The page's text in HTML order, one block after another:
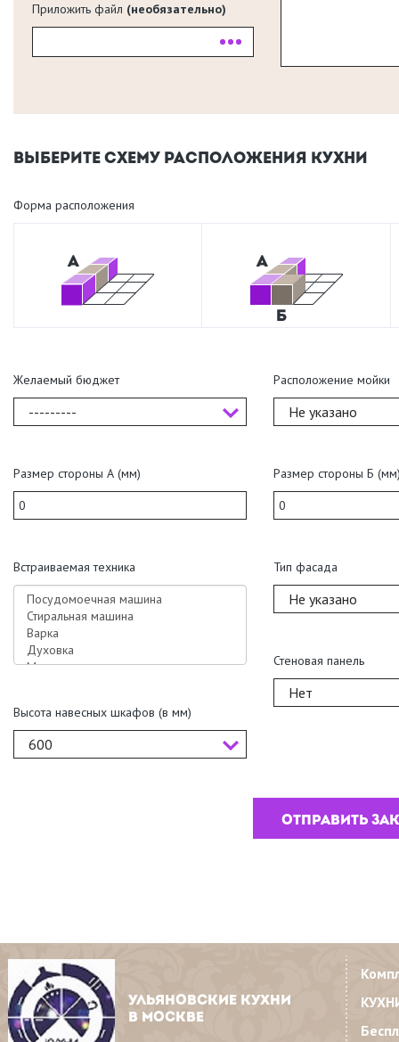
Приложить файл (необязательно)
ВЫБЕРИТЕ СХЕМУ РАСПОЛОЖЕНИЯ КУХНИ
Форма расположения
Желаемый бюджет
---------
Размер стороны А (мм)
Встраиваемая техника
Высота навесных шкафов (в мм)
600
Расположение мойки
Не указано
Размер стороны Б
Тип фасада
Не указано
Стеновая панель
Нет
УЛЬЯНОВСКИЕ КУХНИ
В МОСКВЕ